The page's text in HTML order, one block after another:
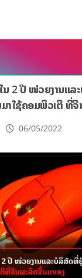
ນ 2 ປີ ໜ່ວຍງານແລ
າໃຊ້ຄອມພິວເຕີ ທີ່ຈີ
06/05/2022